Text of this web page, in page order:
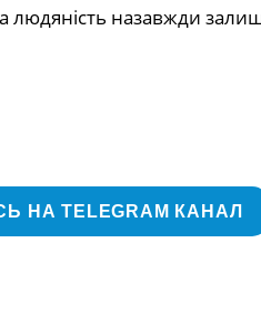
людяність назавжди
НА TELEGRAM КАНАЛ